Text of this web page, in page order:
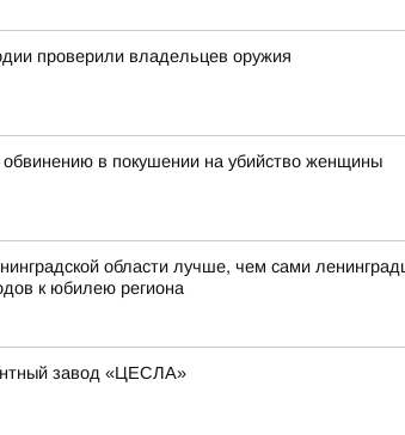
проверили владельцев оружия
в покушении на убийство женщины
области лучше, чем сами
к юбилею региона
завод «ЦЕСЛА»